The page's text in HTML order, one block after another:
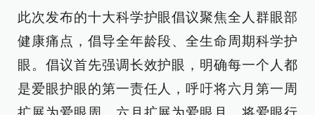
此次发布的十大科学护眼倡议聚焦全人群眼部
健康痛点，倡导全年龄段、全生命周期科学护
眼。倡议首先强调长效护眼，明确每一个人都
是爱眼护眼的第一责任人，呼吁将六月第一周